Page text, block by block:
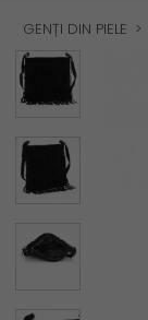
GENȚI DIN PIELE